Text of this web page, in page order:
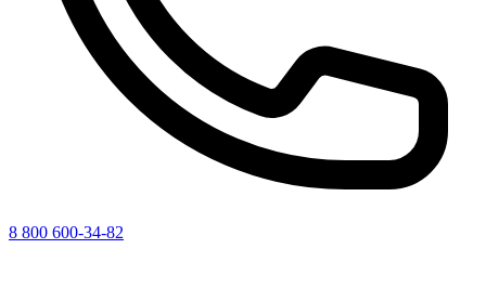
8 800 600-34-82